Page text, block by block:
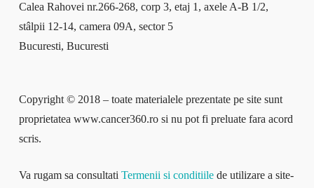
Calea Rahovei nr.266-268, corp 3, etaj 1, axele A-B 1/2,
stâlpii 12-14, camera 09A, sector 5
Bucuresti, Bucuresti
Copyright © 2018 – toate materialele prezentate pe site sunt
proprietatea www.cancer360.ro si nu pot fi preluate fara acord
scris.
Va rugam sa consultati Termenii si conditiilede utilizare a site-